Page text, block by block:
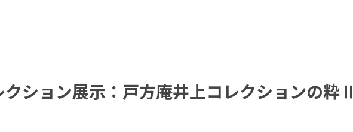
クション展示：戸方庵井上コレクションの粋Ⅱ